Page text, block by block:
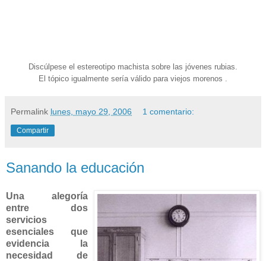
Discúlpese el estereotipo machista sobre las jóvenes rubias.
El tópico igualmente sería válido para viejos morenos .
Permalink lunes, mayo 29, 2006 1 comentario:
Compartir
Sanando la educación
Una alegoría
entre dos
servicios
esenciales que
evidencia la
necesidad de